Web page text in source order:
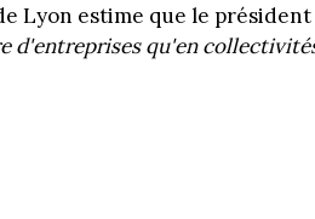
Lyon estime que le
d'entreprises qu'en